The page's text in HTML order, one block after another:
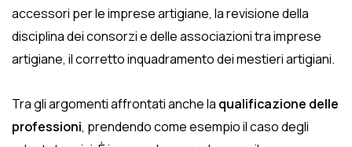
accessori per le imprese artigiane, la revisione della
disciplina dei consorzi e delle associazioni tra imprese
artigiane, il corretto inquadramento dei mestieri artigiani.
Tra gli argomenti affrontati anche la qualificazione delle
professioni, prendendo come esempio il caso degli